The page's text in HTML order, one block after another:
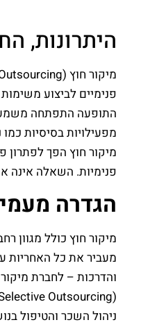
היתרונות,
פנימיים לביצוע
התופעה התפתחה
מפעילויות בסיסיות
מיקור חוץ הפך לפתרון
פנימיות. השאלה אינה
הגדרה
מעביר את כל האחריות
והדרכות – לחברת
ניהול השכר והטיפול